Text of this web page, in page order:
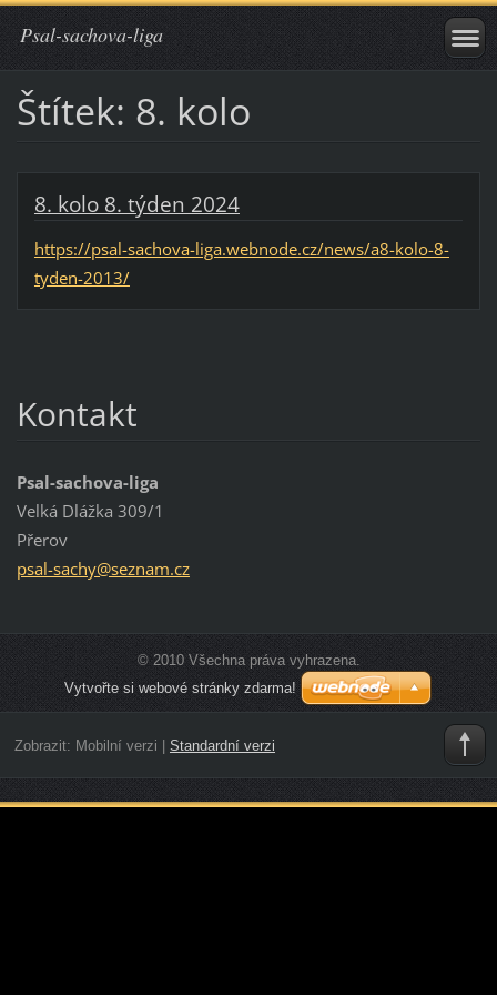
Psal-sachova-liga
Štítek: 8. kolo
8. kolo 8. týden 2024
https://psal-sachova-liga.webnode.cz/news/a8-kolo-8-
tyden-2013/
Kontakt
Psal-sachova-liga
Velká Dlážka 309/1
Přerov
psal-sachy@seznam.cz
© 2010 Všechna práva vyhrazena.
Vytvořte si webové stránky zdarma!
Zobrazit: Mobilní verzi Standardní verzi